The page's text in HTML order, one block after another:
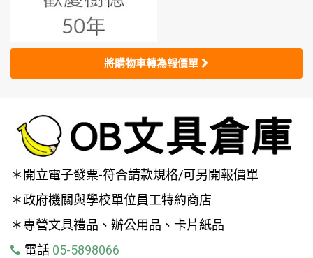
將購物車轉為報價單
＊開立電子發票-符合請款規格/可另開報價單
＊政府機關與學校單位員工特約商店
＊專營文具禮品、辦公用品、卡片紙品
電話 05-5898066